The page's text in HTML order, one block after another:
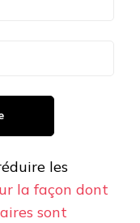
les
la façon dont
sont